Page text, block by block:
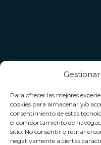
Para ofrecer las mejores
cookies para almacenar y/o
consentimiento de estas
el comportamiento de
sitio. No consentir o retirar el
negativamente a ciertas
Contacto
Contacto
Política de
devoluciones
Términos y
Política de
privacidad